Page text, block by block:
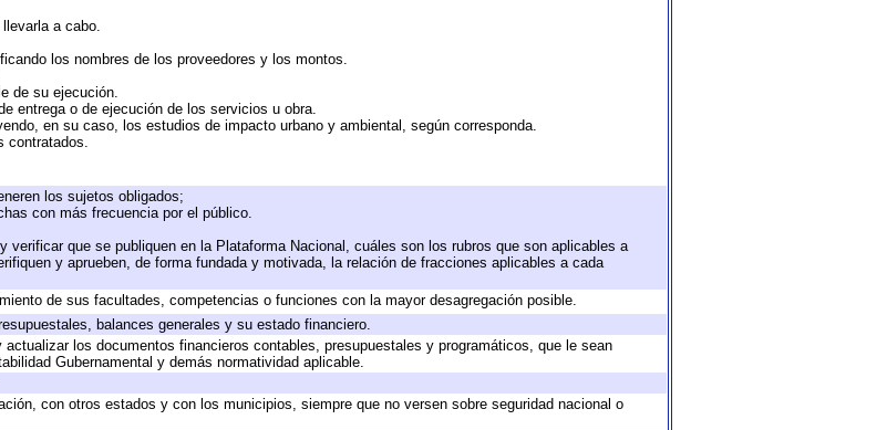
a cabo.
los nombres de los proveedores y los montos.
de su ejecución.
entrega o de ejecución de los servicios u obra.
en su caso, los estudios de impacto urbano y ambiental, según corresponda.
contratados.
los sujetos obligados;
con más frecuencia por el público.
verificar que se publiquen en la Plataforma Nacional, cuáles son los rubros que son aplicables a
y aprueben, de forma fundada y motivada, la relación de fracciones aplicables a cada
de sus facultades, competencias o funciones con la mayor desagregación posible.
balances generales y su estado financiero.
los documentos financieros contables, presupuestales y programáticos, que le sean
Gubernamental y demás normatividad aplicable.
con otros estados y con los municipios, siempre que no versen sobre seguridad nacional o